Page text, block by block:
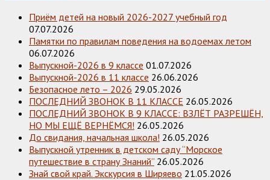
Приём детей на новый 2026-2027 учебный год
07.07.2026
Памятки по правилам поведения на водоемах летом
06.07.2026
Выпускной-2026 в 9 классе 01.07.2026
Выпускной-2026 в 11 классе 26.06.2026
Безопасное лето – 2026 29.05.2026
ПОСЛЕДНИЙ ЗВОНОК В 11 КЛАССЕ 26.05.2026
ПОСЛЕДНИЙ ЗВОНОК В 9 КЛАССЕ: ВЗЛЁТ РАЗРЕШЁН,
НО МЫ ЕЩЁ ВЕРНЁМСЯ! 26.05.2026
До свидания, начальная школа! 26.05.2026
Выпускной утренник в детском саду “Морское
путешествие в страну Знаний” 26.05.2026
Знай свой край. Экскурсия в Ширяево 21.05.2026